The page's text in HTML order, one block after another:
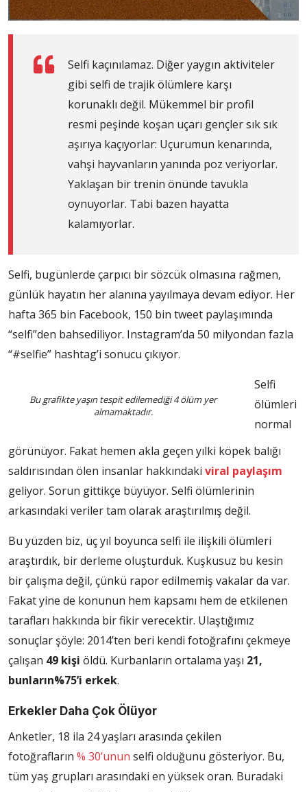
Selfi kaçınılamaz. Diğer yaygın aktiviteler
gibi selfi de trajik ölümlere karşı
korunaklı değil. Mükemmel bir profil
resmi peşinde koşan uçarı gençler sık ​​sık
aşırıya kaçıyorlar: Uçurumun kenarında,
vahşi hayvanların yanında poz veriyorlar.
Yaklaşan bir trenin önünde tavukla
oynuyorlar. Tabi bazen hayatta
kalamıyorlar.
Selfi, bugünlerde çarpıcı bir sözcük olmasına rağmen,
günlük hayatın her alanına yayılmaya devam ediyor. Her
hafta 365 bin Facebook, 150 bin tweet paylaşımında
“selfi”den bahsediliyor. Instagram’da 50 milyondan fazla
“#selfie” hashtag’i sonucu çıkıyor.
Bu grafikte yaşın tespit edilemediği 4 ölüm yer
almamaktadır.
Selfi
ölümleri
normal
görünüyor. Fakat hemen akla geçen yılki köpek balığı
saldırısından ölen insanlar hakkındaki viral paylaşım
geliyor. Sorun gittikçe büyüyor. Selfi ölümlerinin
arkasındaki veriler tam olarak araştırılmış değil.
Bu yüzden biz, üç yıl boyunca selfi ile ilişkili ölümleri
araştırdık, bir derleme oluşturduk. Kuşkusuz bu kesin
bir çalışma değil, çünkü rapor edilmemiş vakalar da var.
Fakat yine de konunun hem kapsamı hem de etkilenen
tarafları hakkında bir fikir verecektir. Ulaştığımız
sonuçlar şöyle: 2014’ten beri kendi fotoğrafını çekmeye
çalışan 49 kişi öldü. Kurbanların ortalama yaşı 21,
bunların%75’i erkek.
Erkekler Daha Çok Ölüyor
Anketler, 18 ila 24 yaşları arasında çekilen
fotoğrafların % 30’unun selfi olduğunu gösteriyor. Bu,
tüm yaş grupları arasındaki en yüksek oran. Buradaki